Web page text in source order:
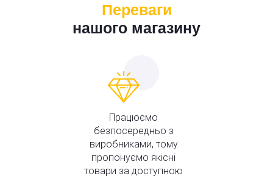
Переваги
нашого магазину
Працюємо
безпосередньо з
виробниками, тому
пропонуємо якісні
товари за доступною